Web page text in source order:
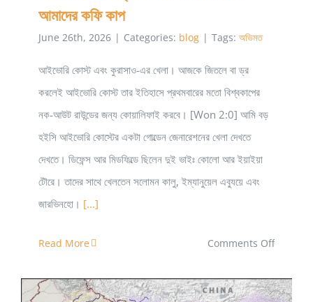
আমাদের কফি কাপ
June 26th, 2026 | Categories: blog | Tags: অভিমত
আইভোরি কোস্ট এবং কুরাসাও-এর খেলা। আজকে জিতলে বা ড্র
করলেই আইভোরি কোস্ট তার ইতিহাসে প্রথমবারের মতো বিশ্বকাপের
নক-আউট রাউন্ডের জন্য কোয়ালিফাই করবে। [Won 2:0] আমি বড়
হইসি আইভোরি কোস্টের একটা গোল্ডেন জেনারেশনের খেলা দেখতে
দেখতে। ডিফেন্স আর মিডফিল্ডে ছিলেন দুই ভাইঃ কোলো আর ইয়াইয়া
টৌরে। তাদের সাথে খেলতেন সলোমন কালু, ইম্যানুয়েল এব্যুয়ে এবং
জারভিনহো। [...]
Read More Comments Offon
কোস্টঃ